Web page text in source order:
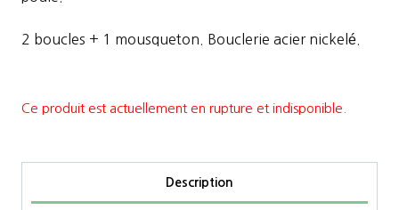
2 boucles + 1 mousqueton. Bouclerie acier nickelé.
Ce produit est actuellement en rupture et indisponible.
Description